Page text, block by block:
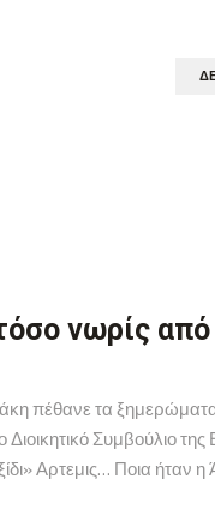
νωρίς
πέθανε τα
Συμβούλιο
Αρτεμις… Ποια ήταν